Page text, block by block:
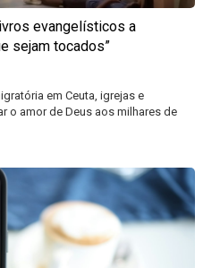
evangelísticos a
sejam tocados”
em Ceuta, igrejas e
o amor de Deus aos milhares de